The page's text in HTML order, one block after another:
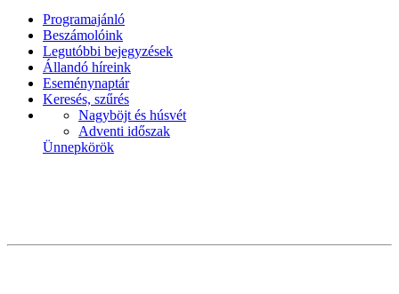
Programajánló
Beszámolóink
Legutóbbi bejegyzések
Állandó híreink
Eseménynaptár
Keresés, szűrés
Nagyböjt és húsvét
Adventi időszak
Ünnepkörök